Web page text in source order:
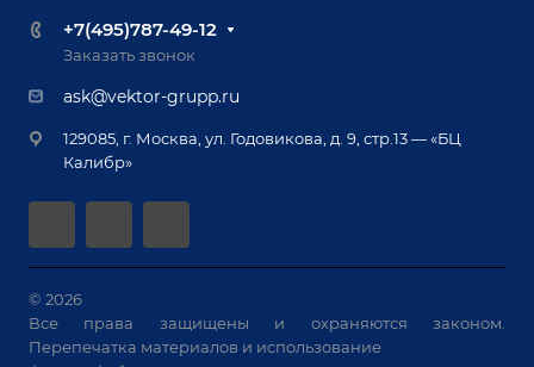
Вопрос ответ
Реквизиты
Документы
Оборудование для приварки крепежа
Приварной крепеж
Специализированные решения для сварки
Позиционеры и вращатели
Машины контактной сварки
Универсальные зажимы
Системы аспирации
Лизинг
Гарантия
автоматизации
+7(495)787-49-12
Заказать звонок
ask@vektor-grupp.ru
129085, г. Москва, ул. Годовикова, д. 9, стр.13 — «БЦ
Калибр»
© 2026
Все права защищены и охраняются законом.
Перепечатка материалов и использование